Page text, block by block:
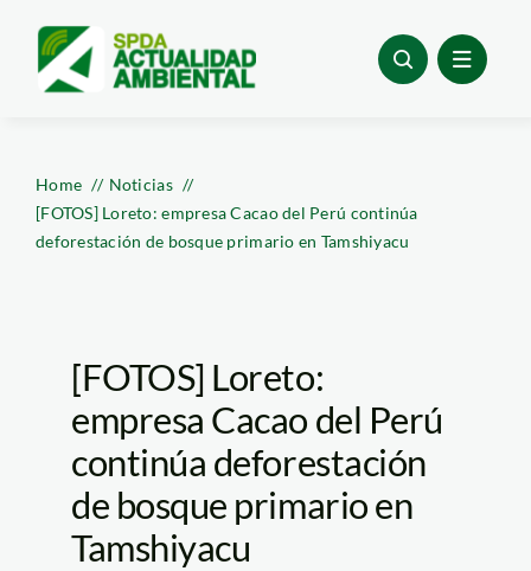
content
Home
Noticias
[FOTOS] Loreto: empresa Cacao del Perú continúa
deforestación de bosque primario en Tamshiyacu
[FOTOS] Loreto:
empresa Cacao del Perú
continúa deforestación
de bosque primario en
Tamshiyacu